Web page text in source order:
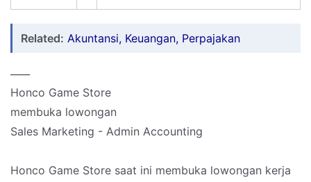
Related: Akuntansi, Keuangan, Perpajakan
Honco Game Store
membuka lowongan
Sales Marketing - Admin Accounting
Honco Game Store saat ini membuka lowongan kerja